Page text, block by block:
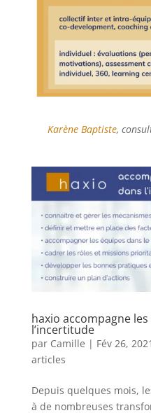
Karène Baptiste,
haxio accompagne
l’incertitude
par Camille | Fév 26, 2021
articles
Depuis quelques mois,
à de nombreuses